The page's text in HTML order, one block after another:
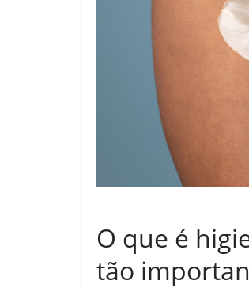
O que é
tão